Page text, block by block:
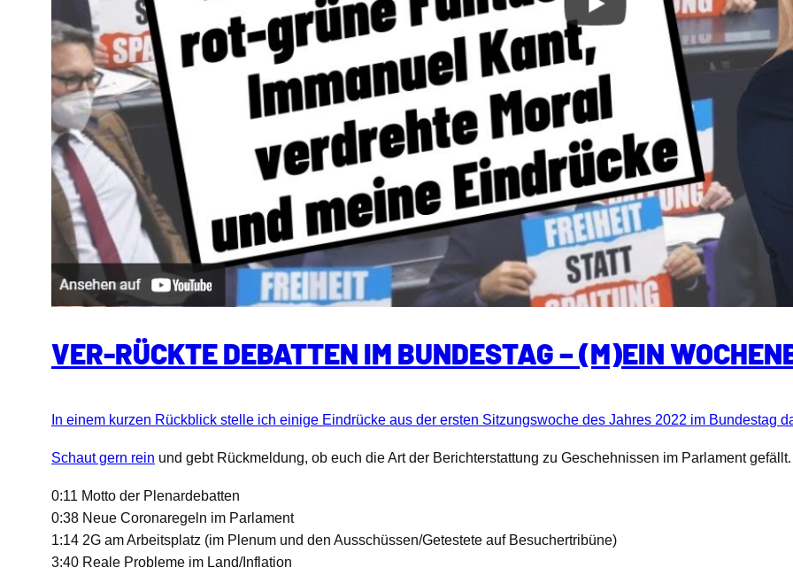
VER-RÜCKTE DEBATTEN IM BUNDESTAG – (M)EIN
In einem kurzen Rückblick stelle ich einige Eindrücke aus der ersten Sitzungswoche des Jahres 2022 im Bundestag
Schaut gern rein und gebt Rückmeldung, ob euch die Art der Berichterstattung zu Geschehnissen im Parlament gefällt.
0:11 Motto der Plenardebatten
0:38 Neue Coronaregeln im Parlament
1:14 2G am Arbeitsplatz (im Plenum und den Ausschüssen/Getestete auf Besuchertribüne)
3:40 Reale Probleme im Land/Inflation